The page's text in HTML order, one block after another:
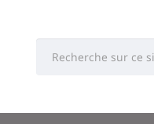
Université